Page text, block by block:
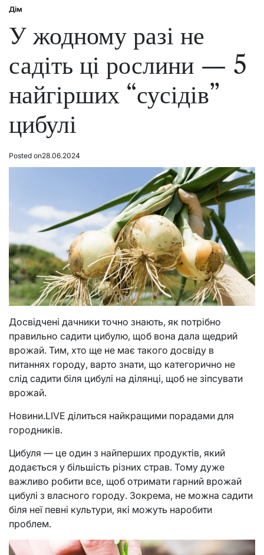
Posted
Дім
У жодному разі не
садіть ці рослини — 5
найгірших “сусідів”
цибулі
Posted on28.06.2024
Досвідчені дачники точно знають, як потрібно
правильно садити цибулю, щоб вона дала щедрий
врожай. Тим, хто ще не має такого досвіду в
питаннях городу, варто знати, що категорично не
слід садити біля цибулі на ділянці, щоб не зіпсувати
врожай.
Новини.LIVE ділиться найкращими порадами для
городників.
Цибуля — це один з найперших продуктів, який
додається у більшість різних страв. Тому дуже
важливо робити все, щоб отримати гарний врожай
цибулі з власного городу. Зокрема, не можна садити
біля неї певні культури, які можуть наробити
проблем.